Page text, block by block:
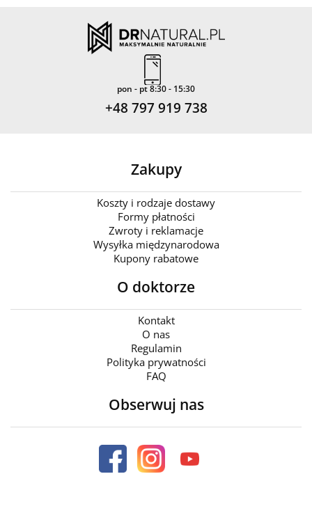
pon - pt 8:30 - 15:30
+48 797 919 738
Zakupy
Koszty i rodzaje dostawy
Formy płatności
Zwroty i reklamacje
Wysyłka międzynarodowa
Kupony rabatowe
O doktorze
Kontakt
O nas
Regulamin
Polityka prywatności
FAQ
Obserwuj nas